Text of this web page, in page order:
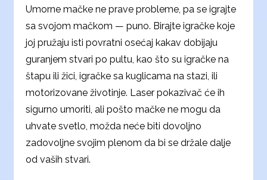
Umorne mačke ne prave probleme, pa se igrajte
sa svojom mačkom — puno. Birajte igračke koje
joj pružaju isti povratni osećaj kakav dobijaju
guranjem stvari po pultu, kao što su igračke na
štapu ili žici, igračke sa kuglicama na stazi, ili
motorizovane životinje. Laser pokazivač će ih
sigurno umoriti, ali pošto mačke ne mogu da
uhvate svetlo, možda neće biti dovoljno
zadovoljne svojim plenom da bi se držale dalje
od vaših stvari.